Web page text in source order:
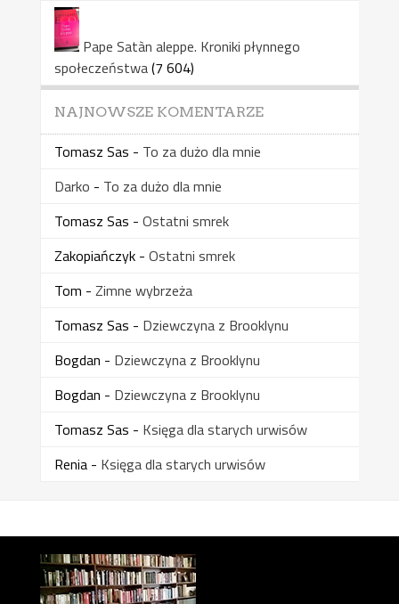
Pape Satàn aleppe. Kroniki płynnego
społeczeństwa(7 604)
NAJNOWSZE KOMENTARZE
Tomasz Sas - To za dużo dla mnie
Darko - To za dużo dla mnie
Tomasz Sas - Ostatni smrek
Zakopiańczyk- Ostatni smrek
Tom - Zimne wybrzeża
Tomasz Sas - Dziewczyna z Brooklynu
Bogdan - Dziewczyna z Brooklynu
Bogdan - Dziewczyna z Brooklynu
Tomasz Sas - Księga dla starych urwisów
Renia- Księga dla starych urwisów